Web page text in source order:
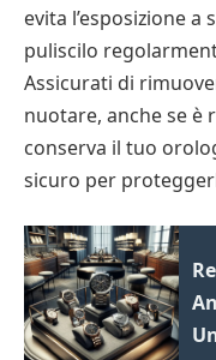
evita l’esposizione
puliscilo
Assicurati di
nuotare, anche se è
conserva il tuo
sicuro per